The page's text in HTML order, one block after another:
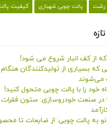
رشت پالت چوبی شهبازی کیفیت
از کف انبار شروع می شود!
که بسیاری از تولیدکنندگان
می‌شوند
خود را با پالت چوبی متحول کنید!
در صنعت خودروسازی: ستون
به پالت چوبی: از ضایعات تا